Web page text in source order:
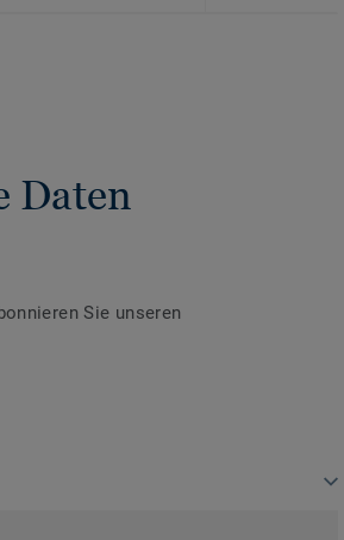
Daten
Sie unseren